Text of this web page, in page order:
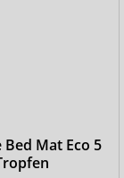
Bed Mat Eco 5